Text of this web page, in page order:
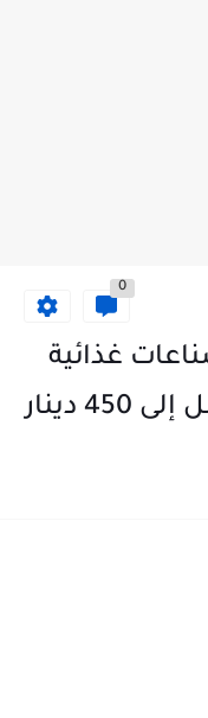
0
غذائية
دينار